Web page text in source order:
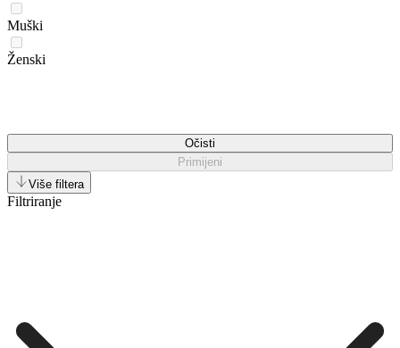
Muški
Ženski
Očisti
Primijeni
Više filtera
Filtriranje